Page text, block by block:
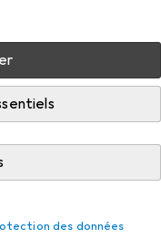
des données